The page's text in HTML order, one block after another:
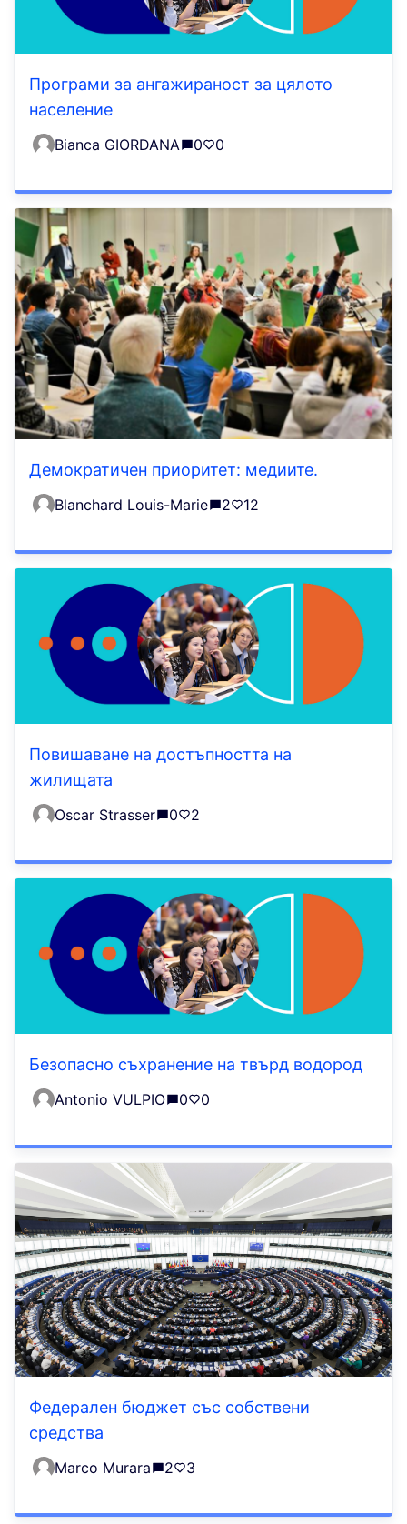
Програми за ангажираност за цялото
население
Bianca GIORDANA 0 0
Демократичен приоритет: медиите.
Blanchard Louis-Marie 2 12
Повишаване на достъпността на
жилищата
Oscar Strasser 0 2
Безопасно съхранение на твърд водород
Antonio VULPIO 0 0
Федерален бюджет със собствени
средства
Marco Murara 2 3